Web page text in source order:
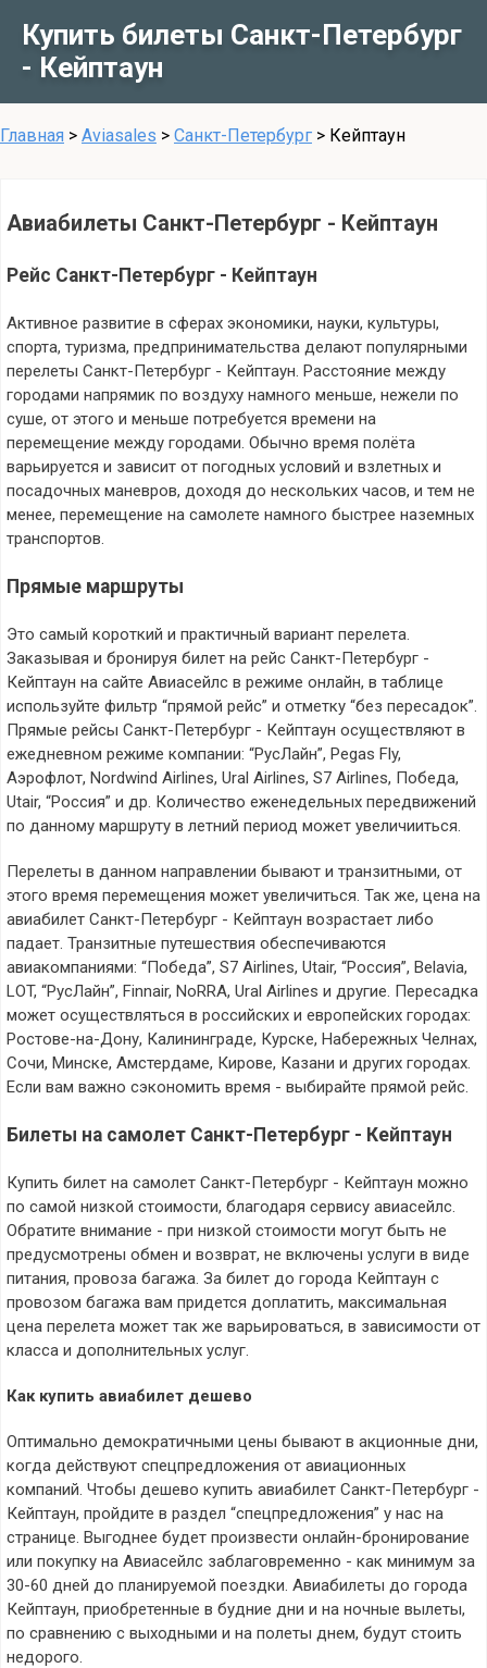
Купить билеты Санкт-Петербург
- Кейптаун
Главная > Aviasales > Санкт-Петербург > Кейптаун
Авиабилеты Санкт-Петербург - Кейптаун
Рейс Санкт-Петербург - Кейптаун
Активное развитие в сферах экономики, науки, культуры,
спорта, туризма, предпринимательства делают популярными
перелеты Санкт-Петербург - Кейптаун. Расстояние между
городами напрямик по воздуху намного меньше, нежели по
суше, от этого и меньше потребуется времени на
перемещение между городами. Обычно время полёта
варьируется и зависит от погодных условий и взлетных и
посадочных маневров, доходя до нескольких часов, и тем не
менее, перемещение на самолете намного быстрее наземных
транспортов.
Прямые маршруты
Это самый короткий и практичный вариант перелета.
Заказывая и бронируя билет на рейс Санкт-Петербург -
Кейптаун на сайте Авиасейлс в режиме онлайн, в таблице
используйте фильтр “прямой рейс” и отметку “без пересадок”.
Прямые рейсы Санкт-Петербург - Кейптаун осуществляют в
ежедневном режиме компании: “РусЛайн”, Pegas Fly,
Аэрофлот, Nordwind Airlines, Ural Airlines, S7 Airlines, Победа,
Utair, “Россия” и др. Количество еженедельных передвижений
по данному маршруту в летний период может увеличииться.
Перелеты в данном направлении бывают и транзитными, от
этого время перемещения может увеличиться. Так же, цена на
авиабилет Санкт-Петербург - Кейптаун возрастает либо
падает. Транзитные путешествия обеспечиваются
авиакомпаниями: “Победа”, S7 Airlines, Utair, “Россия”, Belavia,
LOT, “РусЛайн”, Finnair, NoRRA, Ural Airlines и другие. Пересадка
может осуществляться в российских и европейских городах:
Ростове-на-Дону, Калининграде, Курске, Набережных Челнах,
Сочи, Минске, Амстердаме, Кирове, Казани и других городах.
Если вам важно сэкономить время - выбирайте прямой рейс.
Билеты на самолет Санкт-Петербург - Кейптаун
Купить билет на самолет Санкт-Петербург - Кейптаун можно
по самой низкой стоимости, благодаря сервису авиасейлс.
Обратите внимание - при низкой стоимости могут быть не
предусмотрены обмен и возврат, не включены услуги в виде
питания, провоза багажа. За билет до города Кейптаун с
провозом багажа вам придется доплатить, максимальная
цена перелета может так же варьироваться, в зависимости от
класса и дополнительных услуг.
Как купить авиабилет дешево
Оптимально демократичными цены бывают в акционные дни,
когда действуют спецпредложения от авиационных
компаний. Чтобы дешево купить авиабилет Санкт-Петербург -
Кейптаун, пройдите в раздел “спецпредложения” у нас на
странице. Выгоднее будет произвести онлайн-бронирование
или покупку на Авиасейлс заблаговременно - как минимум за
30-60 дней до планируемой поездки. Авиабилеты до города
Кейптаун, приобретенные в будние дни и на ночные вылеты,
по сравнению с выходными и на полеты днем, будут стоить
недорого.